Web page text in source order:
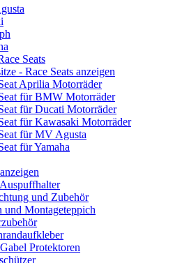
Seats
- Race Seats anzeigen
Aprilia Motorräder
für BMW Motorräder
für Ducati Motorräder
für Kawasaki Motorräder
für MV Agusta
für Yamaha
und Zubehör
und Montageteppich
Protektoren